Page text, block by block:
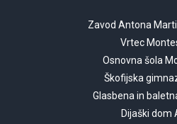
Zavod Antona
Vrtec
Osnovna šola
Škofijska
Glasbena in
Dijaški dom